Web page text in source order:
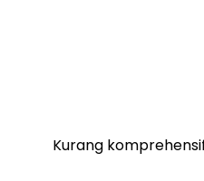
Kurang